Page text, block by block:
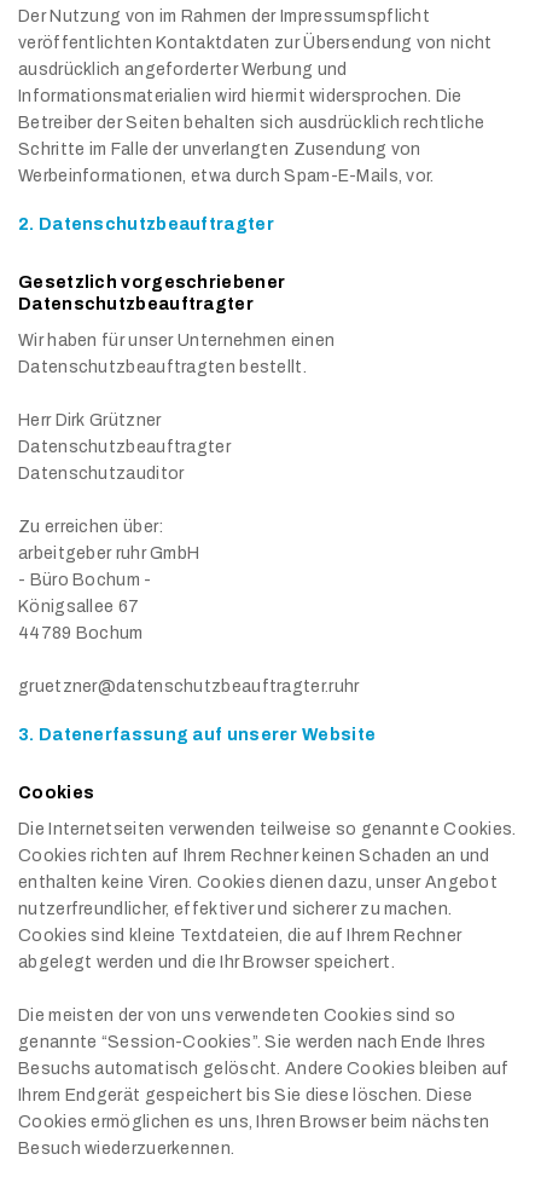
Der Nutzung von im Rahmen der Impressumspflicht
veröffentlichten Kontaktdaten zur Übersendung von nicht
ausdrücklich angeforderter Werbung und
Informationsmaterialien wird hiermit widersprochen. Die
Betreiber der Seiten behalten sich ausdrücklich rechtliche
Schritte im Falle der unverlangten Zusendung von
Werbeinformationen, etwa durch Spam-E-Mails, vor.
2. Datenschutzbeauftragter
Gesetzlich vorgeschriebener
Datenschutzbeauftragter
Wir haben für unser Unternehmen einen
Datenschutzbeauftragten bestellt.
Herr Dirk Grützner
Datenschutzbeauftragter
Datenschutzauditor
Zu erreichen über:
arbeitgeber ruhr GmbH
- Büro Bochum -
Königsallee 67
44789 Bochum
gruetzner@datenschutzbeauftragter.ruhr
3. Datenerfassung auf unserer Website
Cookies
Die Internetseiten verwenden teilweise so genannte Cookies.
Cookies richten auf Ihrem Rechner keinen Schaden an und
enthalten keine Viren. Cookies dienen dazu, unser Angebot
nutzerfreundlicher, effektiver und sicherer zu machen.
Cookies sind kleine Textdateien, die auf Ihrem Rechner
abgelegt werden und die Ihr Browser speichert.
Die meisten der von uns verwendeten Cookies sind so
genannte “Session-Cookies”. Sie werden nach Ende Ihres
Besuchs automatisch gelöscht. Andere Cookies bleiben auf
Ihrem Endgerät gespeichert bis Sie diese löschen. Diese
Cookies ermöglichen es uns, Ihren Browser beim nächsten
Besuch wiederzuerkennen.